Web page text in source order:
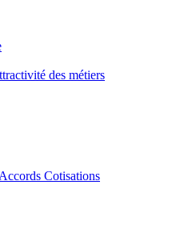
des métiers
Cotisations